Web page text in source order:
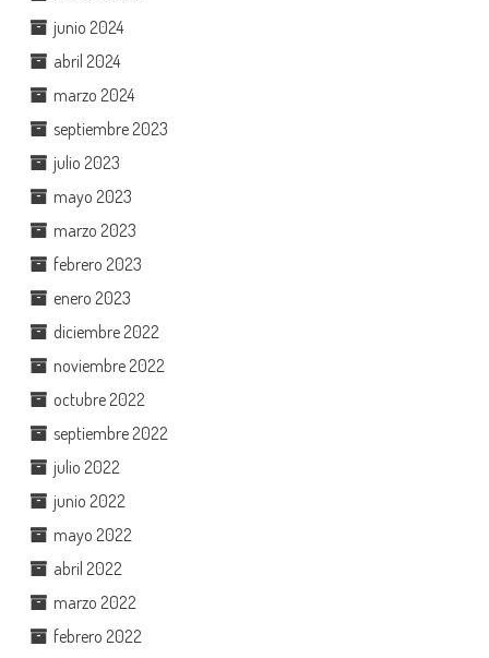
junio 2024
abril 2024
marzo 2024
septiembre 2023
julio 2023
mayo 2023
marzo 2023
febrero 2023
enero 2023
diciembre 2022
noviembre 2022
octubre 2022
septiembre 2022
julio 2022
junio 2022
mayo 2022
abril 2022
marzo 2022
febrero 2022